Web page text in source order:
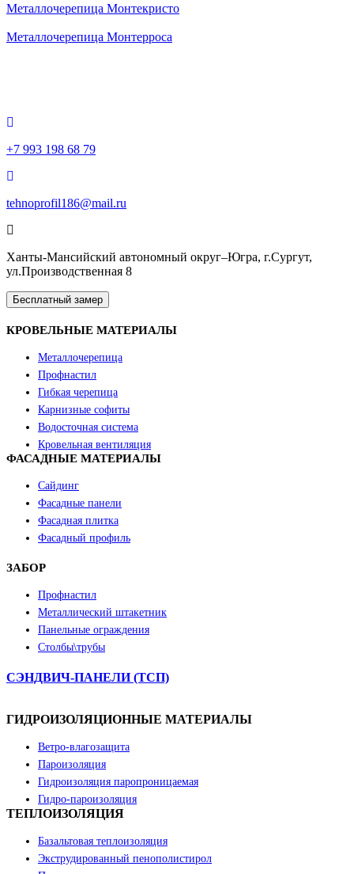
Металлочерепица Монтекристо
Металлочерепица Монтерроса
+7 993 198 68 79
tehnoprofil186@mail.ru
Ханты-Мансийский автономный округ–Югра, г.Сургут,
ул.Производственная 8
Бесплатный замер
КРОВЕЛЬНЫЕ МАТЕРИАЛЫ
Металлочерепица
Профнастил
Гибкая черепица
Карнизные софиты
Водосточная система
Кровельная вентиляция
ФАСАДНЫЕ МАТЕРИАЛЫ
Сайдинг
Фасадные панели
Фасадная плитка
Фасадный профиль
ЗАБОР
Профнастил
Металлический штакетник
Панельные ограждения
Столбы\трубы
СЭНДВИЧ-ПАНЕЛИ (ТСП)
ГИДРОИЗОЛЯЦИОННЫЕ МАТЕРИАЛЫ
Ветро-влагозащита
Пароизоляция
Гидроизоляция паропроницаемая
Гидро-пароизоляция
ТЕПЛОИЗОЛЯЦИЯ
Базальтовая теплоизоляция
Экструдированный пенополистирол